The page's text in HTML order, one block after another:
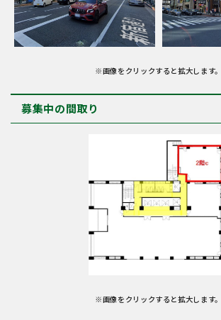
※画像をクリックすると拡大します。
募集中の間取り
※画像をクリックすると拡大します。